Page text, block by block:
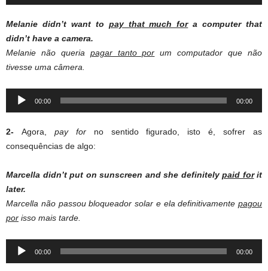
Melanie didn’t want to pay that much fora computer that
didn’t have a camera.
Melanie não queria pagar tanto por um computador que não
tivesse uma câmera.
Audio
00:00 00:00
2- Agora, pay for no sentido figurado, isto é, sofrer as
consequências de algo:
Marcella didn’t put on sunscreen and she definitely paid forit
later.
Marcella não passou bloqueador solar e ela definitivamente pagou
por isso mais tarde.
Audio
00:00 00:00